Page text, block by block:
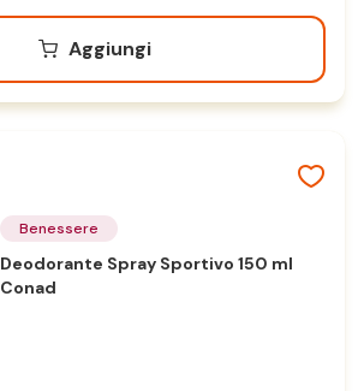
Aggiungi
Benessere
Deodorante Spray Sportivo 150 ml
Conad